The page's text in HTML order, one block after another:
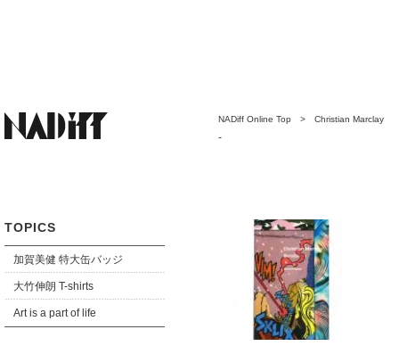
TOPICS
加賀美健 特大缶バッジ
大竹伸朗 T-shirts
Art is a part of life
NADiff Online Top > Christian Marclay
-